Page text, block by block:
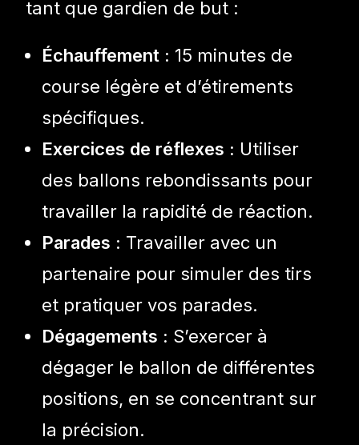
tant que gardien de but :
Échauffement : 15 minutes de
course légère et d’étirements
spécifiques.
Exercices de réflexes : Utiliser
des ballons rebondissants pour
travailler la rapidité de réaction.
Parades : Travailler avec un
partenaire pour simuler des tirs
et pratiquer vos parades.
Dégagements : S’exercer à
dégager le ballon de différentes
positions, en se concentrant sur
la précision.